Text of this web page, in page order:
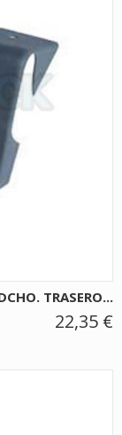
TRASERO...
22,35 €